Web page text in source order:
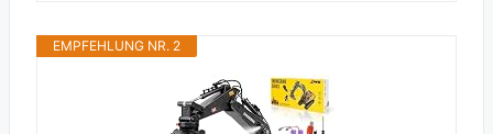
EMPFEHLUNG NR. 2